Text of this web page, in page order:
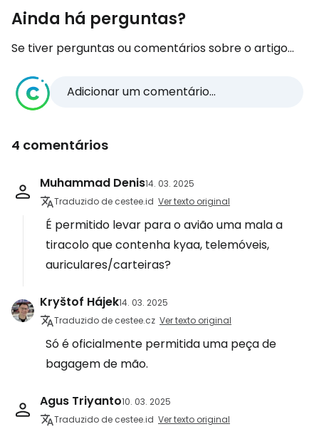
Ainda há perguntas?
Se tiver perguntas ou comentários sobre o artigo...
Adicionar um comentário...
4 comentários
Muhammad Denis14. 03. 2025
Traduzido de cestee.id Ver texto original
É permitido levar para o avião uma mala a
tiracolo que contenha kyaa, telemóveis,
auriculares/carteiras?
Kryštof Hájek14. 03. 2025
Traduzido de cestee.cz Ver texto original
Só é oficialmente permitida uma peça de
bagagem de mão.
Agus Triyanto10. 03. 2025
Traduzido de cestee.id Ver texto original